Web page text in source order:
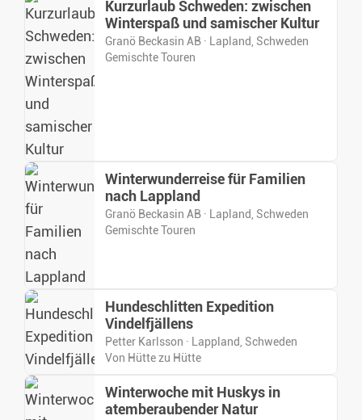
Kurzurlaub Schweden: zwischen
Winterspaß und samischer Kultur
Granö Beckasin AB · Lapland, Schweden
Gemischte Touren
Winterwunderreise für Familien
nach Lappland
Granö Beckasin AB · Lapland, Schweden
Gemischte Touren
Hundeschlitten Expedition
Vindelfjällens
Petter Karlsson · Lappland, Schweden
Von Hütte zu Hütte
Winterwoche mit Huskys in
atemberaubender Natur